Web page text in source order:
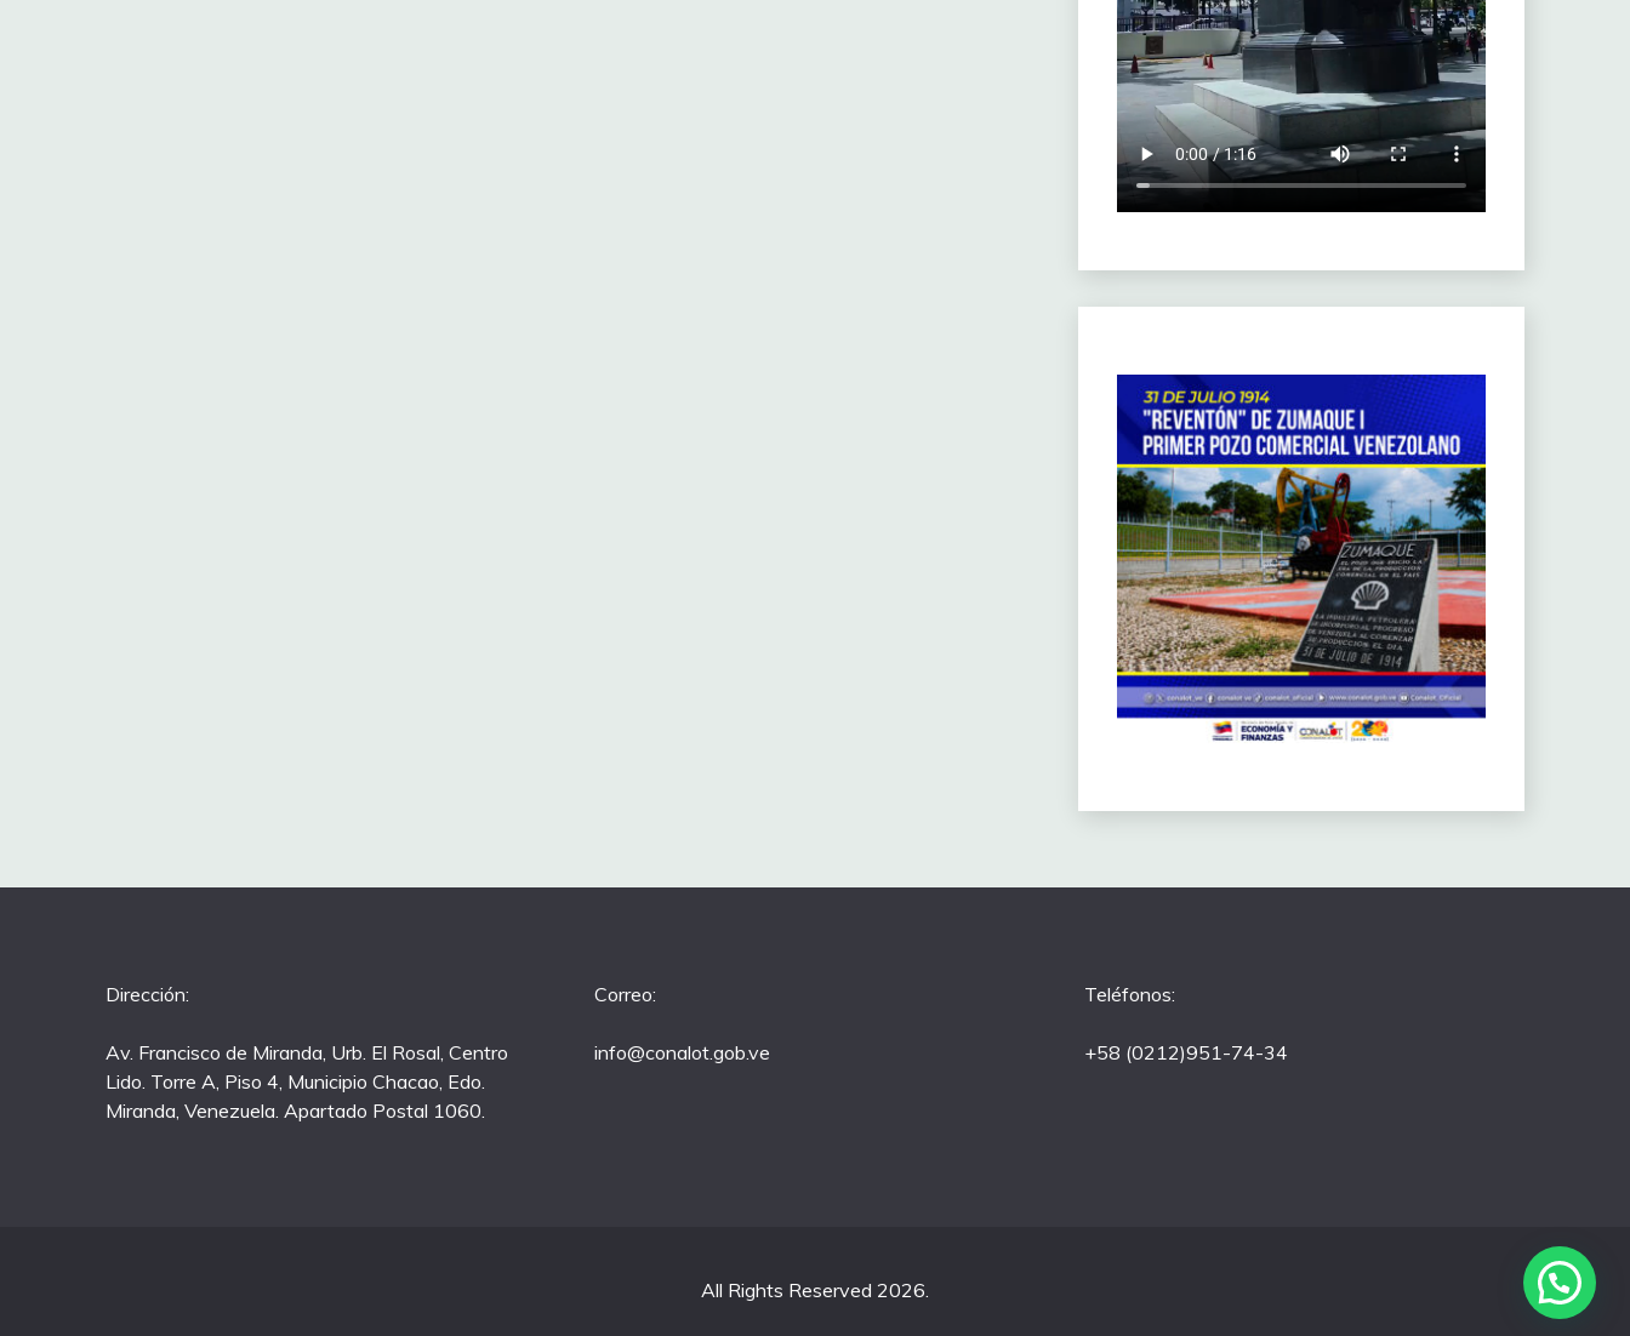
Dirección:
Av. Francisco de Miranda, Urb. El Rosal, Centro
Lido. Torre A, Piso 4, Municipio Chacao, Edo.
Miranda, Venezuela. Apartado Postal 1060.
Correo:
info@conalot.gob.ve
Teléfonos:
+58 (0212)951-74-34
All Rights Reserved 2026.